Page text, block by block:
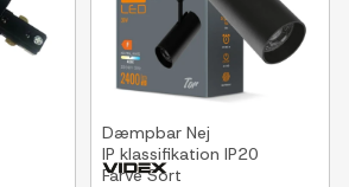
Dæmpbar Nej
IP klassifikation IP20
FarveSort